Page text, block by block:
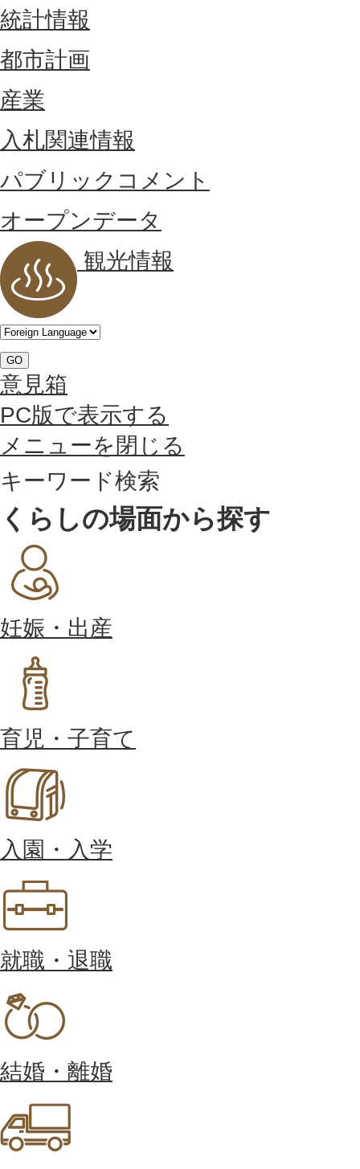
統計情報
都市計画
産業
入札関連情報
パブリックコメント
オープンデータ
観光情報
GO
意見箱
PC版で表示する
メニューを閉じる
キーワード検索
くらしの場面から探す
妊娠・出産
育児・子育て
入園・入学
就職・退職
結婚・離婚